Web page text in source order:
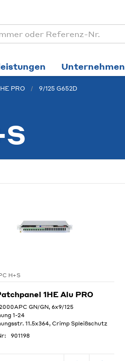
Unternehmen
PRO 9/125 G652D
H+S
1HE Alu PRO
GN/GN, 6x9/125
1-24
11.5x364, Crimp Spleißschutz
901198